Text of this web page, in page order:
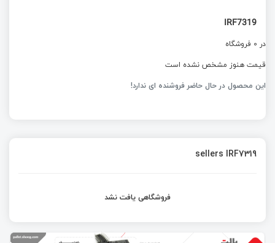
IRF7319
در 0 فروشگاه
قیمت هنوز مشخص نشده است
این محصول در حال حاضر فروشنده ای ندارد!
sellers IRF7319
فروشگاهی یافت نشد